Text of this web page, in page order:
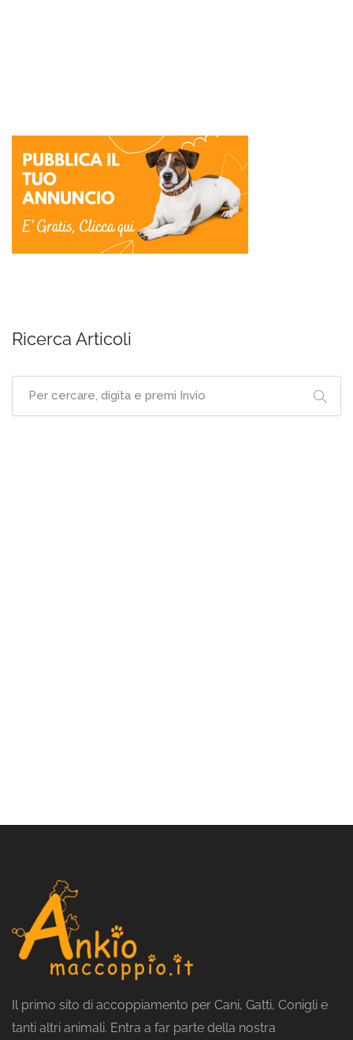
Ricerca Articoli
Il primo sito di accoppiamento per Cani, Gatti, Conigli e
tanti altri animali. Entra a far parte della nostra